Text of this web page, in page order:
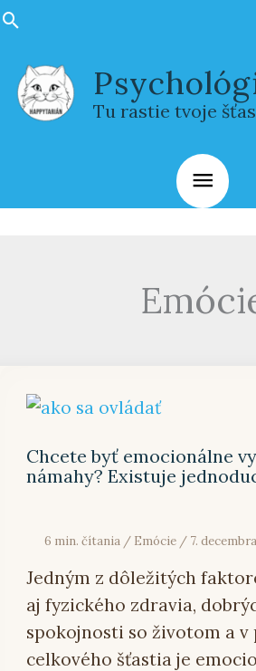
Preskočiť
obsah
Hľadať
Tu rastie tvojeMenu
Chcete byť emocionálne
námahy? Existuje
6 min. čítania/ Emócie/ 7.
Jedným z dôležitých
aj fyzického zdravia,
spokojnosti so životom a v
celkového šťastia je
Chcete
byť
vyrovnaní?
Bez
námahy?
riešenie.